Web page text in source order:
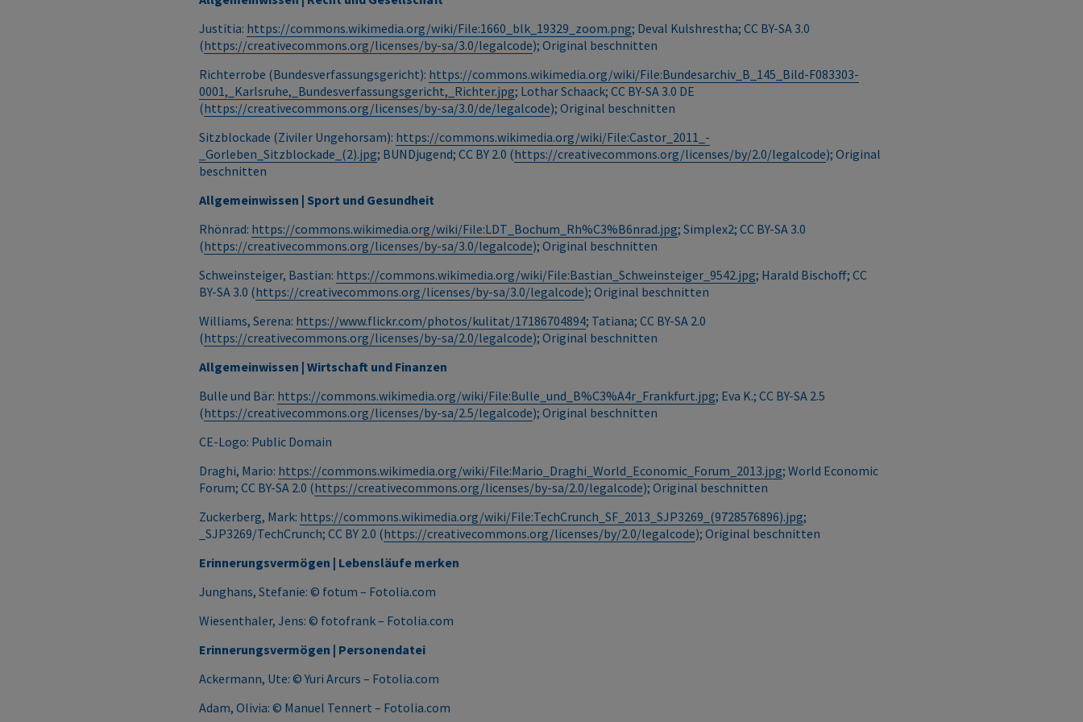
Justitia: https://commons.wikimedia.org/wiki/File:1660_blk_19329_zoom.png; Deval Kulshrestha; CC BY-SA 3.0
(https://creativecommons.org/licenses/by-sa/3.0/legalcode); Original beschnitten
Richterrobe (Bundesverfassungsgericht): https://commons.wikimedia.org/wiki/File:Bundesarchiv_B_145_Bild-F083303-
0001,_Karlsruhe,_Bundesverfassungsgericht,_Richter.jpg; Lothar Schaack; CC BY-SA 3.0 DE
(https://creativecommons.org/licenses/by-sa/3.0/de/legalcode); Original beschnitten
Sitzblockade (Ziviler Ungehorsam): https://commons.wikimedia.org/wiki/File:Castor_2011_-
_Gorleben_Sitzblockade_(2).jpg; BUNDjugend; CC BY 2.0 (https://creativecommons.org/licenses/by/2.0/legalcode); Original
beschnitten
Allgemeinwissen | Sport und Gesundheit
Rhönrad: https://commons.wikimedia.org/wiki/File:LDT_Bochum_Rh%C3%B6nrad.jpg; Simplex2; CC BY-SA 3.0
(https://creativecommons.org/licenses/by-sa/3.0/legalcode); Original beschnitten
Schweinsteiger, Bastian: https://commons.wikimedia.org/wiki/File:Bastian_Schweinsteiger_9542.jpg; Harald Bischoff; CC
BY-SA 3.0 (https://creativecommons.org/licenses/by-sa/3.0/legalcode); Original beschnitten
Williams, Serena: https://www.flickr.com/photos/kulitat/17186704894; Tatiana; CC BY-SA 2.0
(https://creativecommons.org/licenses/by-sa/2.0/legalcode); Original beschnitten
Allgemeinwissen | Wirtschaft und Finanzen
Bulle und Bär: https://commons.wikimedia.org/wiki/File:Bulle_und_B%C3%A4r_Frankfurt.jpg; Eva K.; CC BY-SA 2.5
(https://creativecommons.org/licenses/by-sa/2.5/legalcode); Original beschnitten
CE-Logo: Public Domain
Draghi, Mario: https://commons.wikimedia.org/wiki/File:Mario_Draghi_World_Economic_Forum_2013.jpg; World Economic
Forum; CC BY-SA 2.0 (https://creativecommons.org/licenses/by-sa/2.0/legalcode); Original beschnitten
Zuckerberg, Mark: https://commons.wikimedia.org/wiki/File:TechCrunch_SF_2013_SJP3269_(9728576896).jpg;
_SJP3269/TechCrunch; CC BY 2.0 (https://creativecommons.org/licenses/by/2.0/legalcode); Original beschnitten
Erinnerungsvermögen | Lebensläufe merken
Junghans, Stefanie: © fotum – Fotolia.com
Wiesenthaler, Jens: © fotofrank – Fotolia.com
Erinnerungsvermögen | Personendatei
Ackermann, Ute: © Yuri Arcurs – Fotolia.com
Adam, Olivia: © Manuel Tennert – Fotolia.com